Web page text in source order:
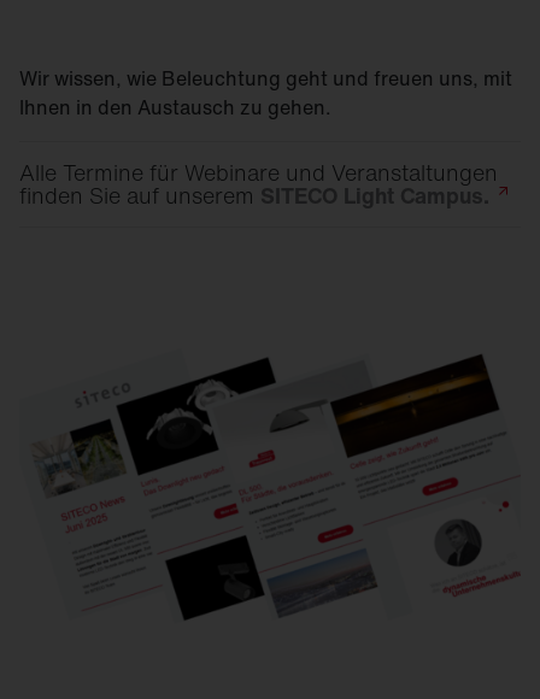
Wir wissen, wie Beleuchtung geht und freuen uns, mit
Ihnen in den Austausch zu gehen.
Alle Termine für Webinare und Veranstaltungen
finden Sie auf unserem SITECO Light Campus.